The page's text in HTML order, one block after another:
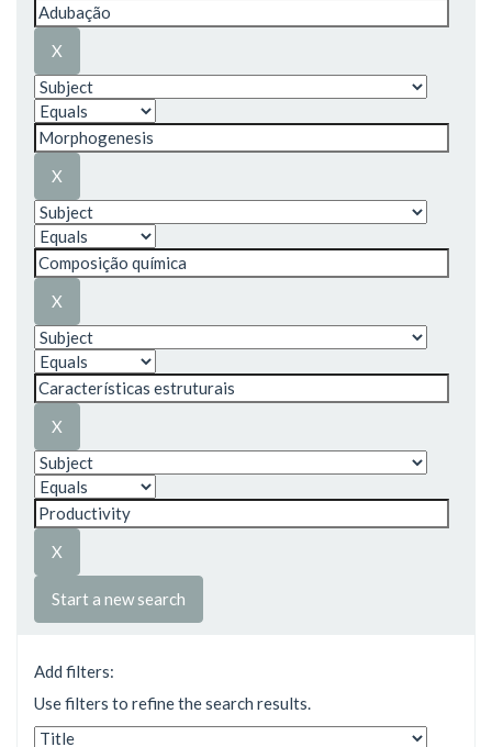
Start a new search
Add filters:
Use filters to refine the search results.